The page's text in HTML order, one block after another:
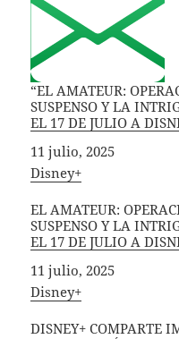
“EL AMATEUR:
SUSPENSO Y LA
EL 17 DE JULIO A
Fecha
11 julio, 2025
In relation to
Disney+
EL AMATEUR:
SUSPENSO Y LA
EL 17 DE JULIO A
Fecha
11 julio, 2025
In relation to
Disney+
DISNEY+ COMPARTE